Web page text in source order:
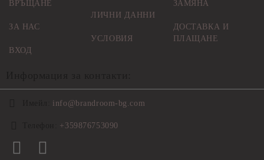
ВРЪЩАНЕ
ЗА НАС
ВХОД
ЛИЧНИ ДАННИ
УСЛОВИЯ
ЗАМЯНА
ДОСТАВКА И
ПЛАЩАНЕ
info@brandroom-bg.com
+359876753090